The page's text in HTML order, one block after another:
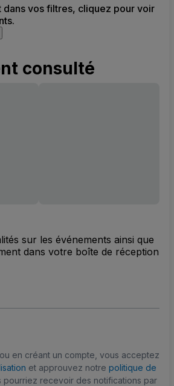
dans vos filtres, cliquez pour voir
consulté
sur les événements ainsi que
dans votre boîte de réception
en créant un compte, vous acceptez
et approuvez notre politique de
pourriez recevoir des notifications par